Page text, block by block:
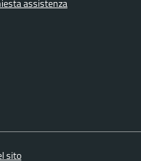
assistenza
sito